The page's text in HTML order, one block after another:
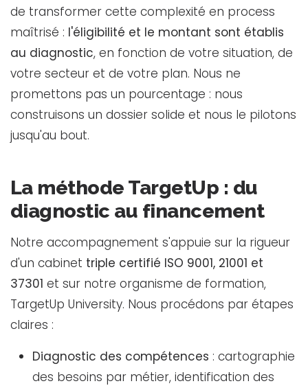
de transformer cette complexité en process
maîtrisé : l'éligibilité et le montant sont établis
au diagnostic, en fonction de votre situation, de
votre secteur et de votre plan. Nous ne
promettons pas un pourcentage : nous
construisons un dossier solide et nous le pilotons
jusqu'au bout.
La méthode TargetUp : du
diagnostic au financement
Notre accompagnement s'appuie sur la rigueur
d'un cabinet triple certifié ISO 9001, 21001 et
37301 et sur notre organisme de formation,
TargetUp University. Nous procédons par étapes
claires :
Diagnostic des compétences : cartographie
des besoins par métier, identification des